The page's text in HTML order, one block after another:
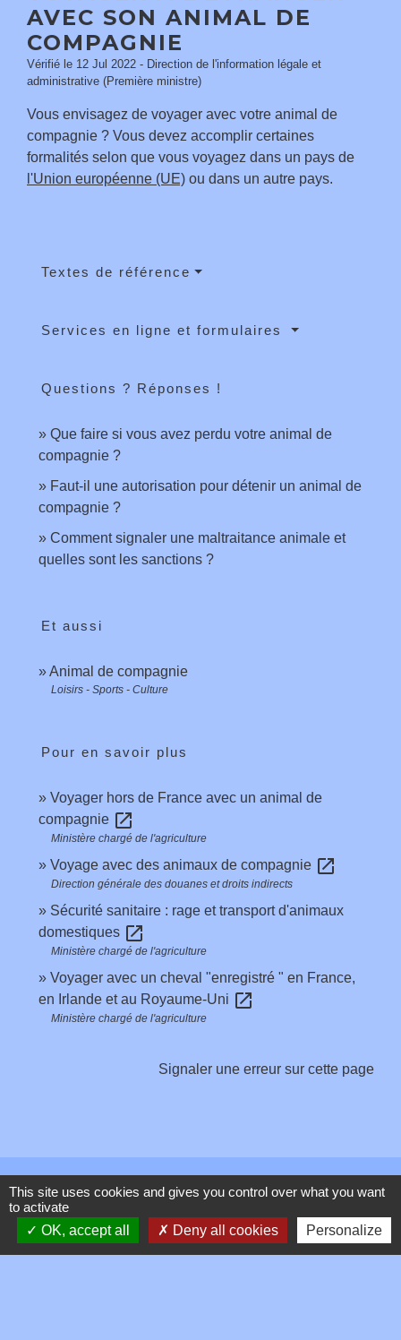
AVEC SON ANIMAL DE
COMPAGNIE
Vérifié le 12 Jul 2022 - Direction de l'information légale et
administrative (Première ministre)
Vous envisagez de voyager avec votre animal de
compagnie ? Vous devez accomplir certaines
formalités selon que vous voyagez dans un pays de
l'Union européenne (UE) ou dans un autre pays.
Textes de référence
Services en ligne et formulaires
Questions ? Réponses !
Que faire si vous avez perdu votre animal de
compagnie ?
Faut-il une autorisation pour détenir un animal de
compagnie ?
Comment signaler une maltraitance animale et
quelles sont les sanctions ?
Et aussi
Animal de compagnie
Loisirs - Sports - Culture
Pour en savoir plus
Voyager hors de France avec un animal de
compagnie open_in_new
Ministère chargé de l'agriculture
Voyage avec des animaux de compagnie open_in_new
Direction générale des douanes et droits indirects
Sécurité sanitaire : rage et transport d'animaux
domestiques open_in_new
Ministère chargé de l'agriculture
Voyager avec un cheval "enregistré " en France,
en Irlande et au Royaume-Uni open_in_new
Ministère chargé de l'agriculture
Signaler une erreur sur cette page
Contacts
Commune de Toussieux
346, Route du Morbier
This site uses cookies and gives you control over what you want
to activate
OK, accept all
Deny all cookies Personalize